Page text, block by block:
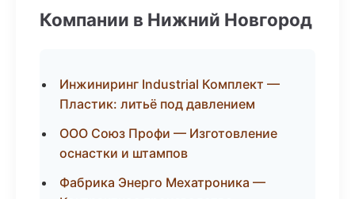
Компании в Нижний Новгород
Инжиниринг Industrial Комплект —
Пластик: литьё под давлением
ООО Союз Профи — Изготовление
оснастки и штампов
Фабрика Энерго Мехатроника —